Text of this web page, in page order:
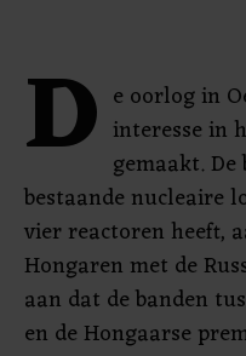
D e oorlog in
interesse in
gemaakt.
bestaande nucleaire
vier reactoren heeft,
Hongaren met de
aan dat de banden
en de Hongaarse